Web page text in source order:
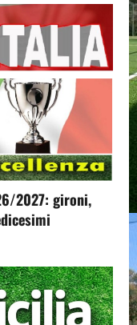
2027: gironi,